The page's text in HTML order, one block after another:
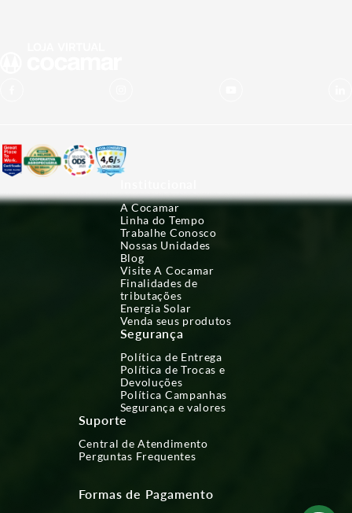
A Cocamar
Linha do Tempo
Trabalhe Conosco
Nossas Unidades
Blog
Visite A Cocamar
Finalidades de
tributações
Energia Solar
Venda seus produtos
Segurança
Política de Entrega
Política de Trocas e
Devoluções
Política Campanhas
Segurança e valores
Suporte
Central de Atendimento
Perguntas Frequentes
Formas de Pagamento